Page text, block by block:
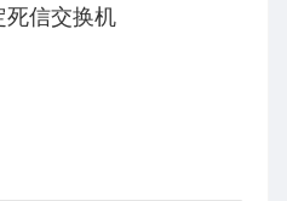
死信交换机